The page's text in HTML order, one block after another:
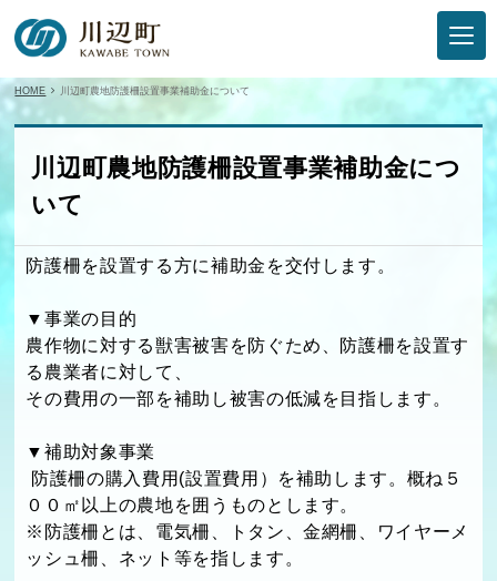
HOME 川辺町農地防護柵設置事業補助金について
川辺町農地防護柵設置事業補助金につ
いて
防護柵を設置する方に補助金を交付します。
▼事業の目的
農作物に対する獣害被害を防ぐため、防護柵を設置す
る農業者に対して、
その費用の一部を補助し被害の低減を目指します。
▼補助対象事業
防護柵の購入費用(設置費用）を補助します。概ね５
００㎡以上の農地を囲うものとします。
※防護柵とは、電気柵、トタン、金網柵、ワイヤーメ
ッシュ柵、ネット等を指します。